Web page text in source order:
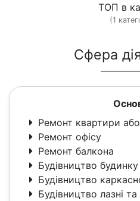
ТОП в
(1
Сфера
Ремонт квартири
Ремонт офісу
Ремонт балкона
Будівництво будинку
Будівництво
Будівництво лазні